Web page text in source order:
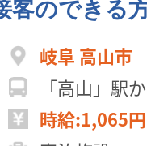
客のできる
岐阜 高山市
「高山」駅
時給:1,065